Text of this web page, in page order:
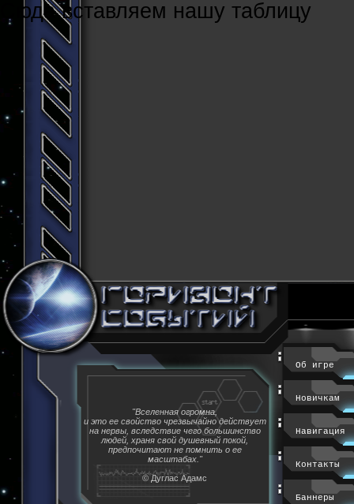
Cюда вставляем нашу таблицу
"Вселенная огромна,
и это ее свойство чрезвычайно действует
на нервы, вследствие чего большинство
людей, храня свой душевный покой,
предпочитают не помнить о ее
масштабах."
© Дуглас Адамс
Об игре
Новичкам
Навигация
Контакты
Баннеры